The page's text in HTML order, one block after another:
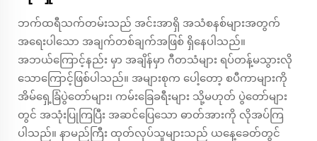
ဘက်ထရီသက်တမ်းသည် အင်းအာရှိ အသံစနစ်များအတွက်
အရေးပါသော အချက်တစ်ချက်အဖြစ် ရှိနေပါသည်။
အဘယ်ကြောင့်နည်း မှာ အချိန်မှာ ဂီတသံများ ရပ်တန့်မသွားလို
သောကြောင့်ဖြစ်ပါသည်။ အများစုက ပေါ့တော့ စပီကာများကို
အိမ်ရှေ့ခြံပွဲတော်များ၊ ကမ်းခြေခရီးများ သို့မဟုတ် ပွဲတော်များ
တွင် အသုံးပြုကြပြီး အဆင်ပြေသော ဓာတ်အားကို လိုအပ်ကြ
ပါသည်။ နာမည်ကြီး ထုတ်လုပ်သူများသည် ယနေ့ခေတ်တွင်